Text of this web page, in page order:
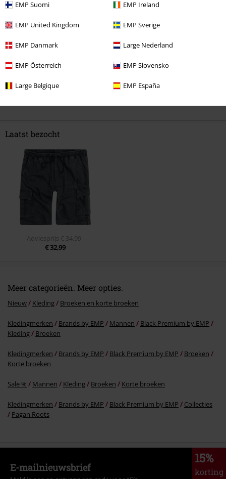
EMP Suomi EMP Ireland
EMP United Kingdom EMP Sverige
EMP Danmark Large Nederland
EMP Österreich EMP Slovensko
Large Belgique EMP España
Schrijf een beoordeling
Laatst bezocht
Adviesprijs
€ 34,99
€ 32,99
Meer categorieën. Meer opties.
Nieuw Kleding Broeken en korte broeken
Kledingmerken Brands by EMP Mannen
Black Premium by EMP
Kleding
Broeken
Kledingmerken Brands by EMP Black Premium by EMP
Broeken
Korte broeken
Sale % Mannen Kleding Broeken Korte broeken
Kledingmerken Brands by EMP Black Premium by EMP
Collecties
Pagan Roots
15%
korting
E-mailnieuwsbrief